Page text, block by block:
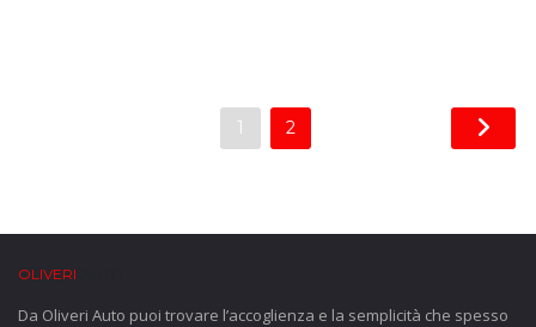
1 2
OLIVERI
Da Oliveri Auto puoi trovare l’accoglienza e la semplicità che spesso